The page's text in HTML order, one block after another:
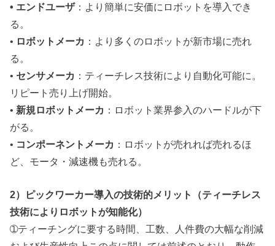
• エンドユーザ：より簡単に安価にロボットを導入でき
る。
• ロボットメーカ ：より多くのロボットが新市場に売れ
る。
• センサメーカ ：ティーチレス技術により自動化可能に。
リピート売り上げ開始。
• 新規ロボットメーカ ：ロボット業界参入のハードルが下
がる。
• コンポーネントメーカ ：ロボットが売れれば売れるほ
ど、モータ・減速機も売れる。
2）ピックワーカー導入の技術的メリット（ティーチレス
技術によりロボットが知能化）
➀ティーチングに要する時間、工数、人件費の大幅な削減